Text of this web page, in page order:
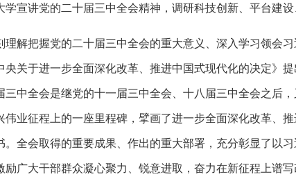
讲党的二十届三中全会精神，调研科技创新、平台建设
把握党的二十届三中全会的重大意义、深入学习领会习
关于进一步全面深化改革、推进中国式现代化的决定》
中全会是继党的十一届三中全会、十八届三中全会之后
业征程上的一座里程碑，擘画了进一步全面深化改革、
全会取得的重要成果、作出的重大部署，充分彰显了以
广大干部群众凝心聚力、锐意进取，奋力在新征程上谱写